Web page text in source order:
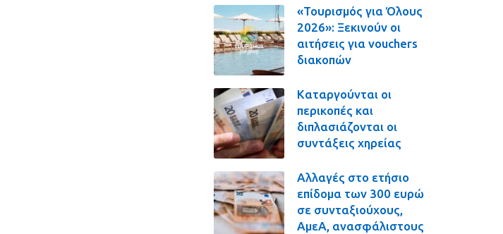
«Τουρισμός για Όλους
2026»: Ξεκινούν οι
αιτήσεις για vouchers
διακοπών
Καταργούνται οι
περικοπές και
διπλασιάζονται οι
συντάξεις χηρείας
Αλλαγές στο ετήσιο
επίδομα των 300 ευρώ
σε συνταξιούχους,
ΑμεΑ, ανασφάλιστους